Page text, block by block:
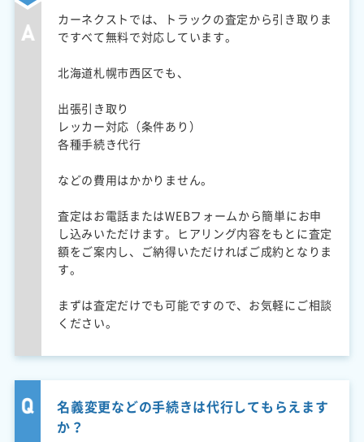
カーネクストでは、トラックの査定から引き取りま
ですべて無料で対応しています。
北海道札幌市西区でも、
出張引き取り
レッカー対応（条件あり）
各種手続き代行
などの費用はかかりません。
査定はお電話またはWEBフォームから簡単にお申
し込みいただけます。ヒアリング内容をもとに査定
額をご案内し、ご納得いただければご成約となりま
す。
まずは査定だけでも可能ですので、お気軽にご相談
ください。
名義変更などの手続きは代行してもらえます
か？